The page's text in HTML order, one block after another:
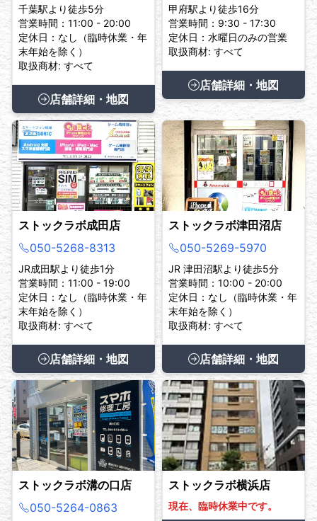
千葉駅より徒歩5分
営業時間：11:00 - 20:00
定休日：なし（臨時休業・年
末年始を除く）
取扱商材: すべて
店舗詳細・地図
甲府駅より徒歩16分
営業時間：9:30 - 17:30
定休日：水曜日のみの営業
取扱商材: すべて
店舗詳細・地図
ストックラボ成田店
050-5268-8313
JR成田駅より徒歩1分
営業時間：11:00 - 19:00
定休日：なし（臨時休業・年
末年始を除く）
取扱商材: すべて
店舗詳細・地図
ストックラボ津田沼店
050-5269-5970
JR 津田沼駅より徒歩5分
営業時間：10:00 - 20:00
定休日：なし（臨時休業・年
末年始を除く）
取扱商材: すべて
店舗詳細・地図
ストックラボ溝の口店
050-5264-0863
ストックラボ横浜店
現在、臨時休業中です。